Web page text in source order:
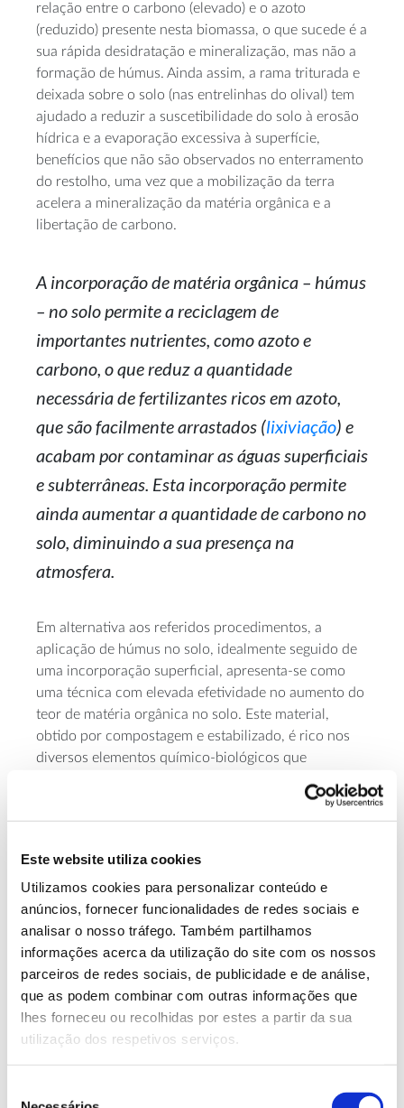
Este website utiliza cookies
Utilizamos cookies para personalizar conteúdo e
anúncios, fornecer funcionalidades de redes sociais e
analisar o nosso tráfego. Também partilhamos
informações acerca da utilização do site com os nossos
parceiros de redes sociais, de publicidade e de análise,
que as podem combinar com outras informações que
lhes forneceu ou recolhidas por estes a partir da sua
utilização dos respetivos serviços.
relação entre o carbono (elevado) e o azoto
(reduzido) presente nesta biomassa, o que sucede é a
sua rápida desidratação e mineralização, mas não a
formação de húmus. Ainda assim, a rama triturada e
deixada sobre o solo (nas entrelinhas do olival) tem
ajudado a reduzir a suscetibilidade do solo à erosão
hídrica e a evaporação excessiva à superfície,
benefícios que não são observados no enterramento
do restolho, uma vez que a mobilização da terra
acelera a mineralização da matéria orgânica e a
libertação de carbono.
A incorporação de matéria orgânica – húmus
– no solo permite a reciclagem de
importantes nutrientes, como azoto e
carbono, o que reduz a quantidade
necessária de fertilizantes ricos em azoto,
que são facilmente arrastados (lixiviação) e
acabam por contaminar as águas superficiais
e subterrâneas. Esta incorporação permite
ainda aumentar a quantidade de carbono no
solo, diminuindo a sua presença na
atmosfera.
Em alternativa aos referidos procedimentos, a
aplicação de húmus no solo, idealmente seguido de
uma incorporação superficial, apresenta-se como
uma técnica com elevada efetividade no aumento do
teor de matéria orgânica no solo. Este material,
obtido por compostagem e estabilizado, é rico nos
diversos elementos químico-biológicos que
zona radicular) durante vários anos, contribuindo a
longo prazo para a fertilidade do solo, para o
carbono pelo solo.
Originado pela transformação química e biológica
dos compostos presentes nos resíduos vegetais e
animais (celuloses, lenhinas, proteínas e gorduras,
entre outros), este composto de estruturas orgânicas
e poros que retêm água e nutrientes demora a
decompor-se, o que permite a libertação gradual dos
seus elementos nutritivos e a respetiva absorção,